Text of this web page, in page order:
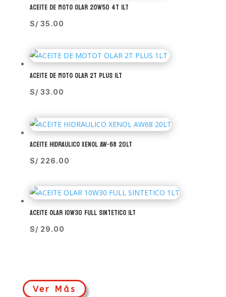
ACEITE DE MOTO OLAR 20W50 4T 1LT
S/ 35.00
ACEITE DE MOTO OLAR 2T PLUS 1LT
S/ 33.00
ACEITE HIDRAULICO XENOL AW-68 20LT
S/ 226.00
ACEITE OLAR 10W30 FULL SINTETICO 1LT
S/ 29.00
Ver Más